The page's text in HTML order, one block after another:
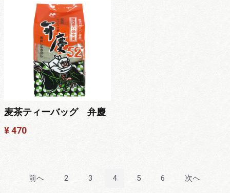
麦茶ティーバッグ 弁慶
¥ 470
前へ 2 3 4 5 6 次へ